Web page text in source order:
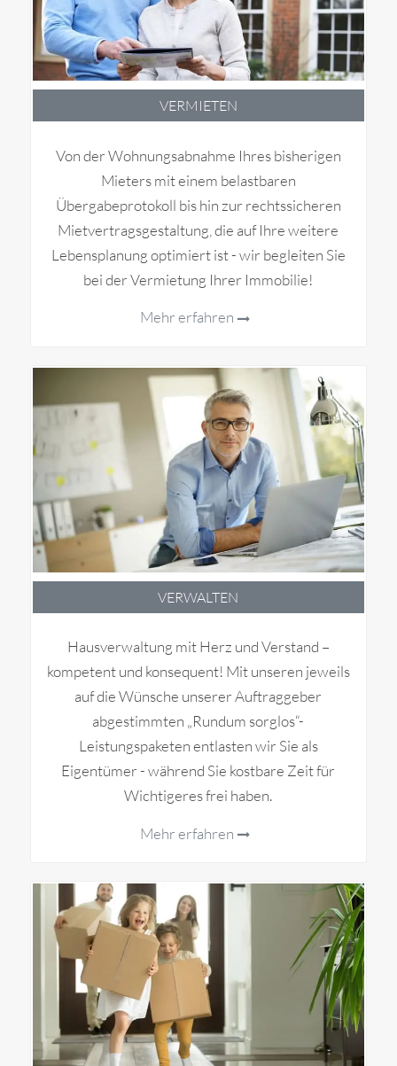
VERMIETEN
Von der Wohnungsabnahme Ihres bisherigen
Mieters mit einem belastbaren
Übergabeprotokoll bis hin zur rechtssicheren
Mietvertragsgestaltung, die auf Ihre weitere
Lebensplanung optimiert ist - wir begleiten Sie
bei der Vermietung Ihrer Immobilie!
Mehr erfahren
VERWALTEN
Hausverwaltung mit Herz und Verstand –
kompetent und konsequent! Mit unseren jeweils
auf die Wünsche unserer Auftraggeber
abgestimmten „Rundum sorglos“-
Leistungspaketen entlasten wir Sie als
Eigentümer - während Sie kostbare Zeit für
Wichtigeres frei haben.
Mehr erfahren